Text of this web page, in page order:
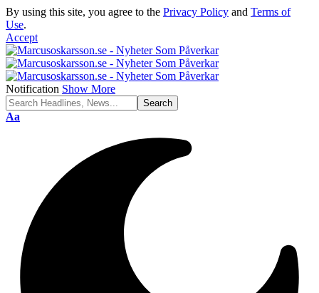
By using this site, you agree to the Privacy Policy and Terms of
Use.
Accept
Notification Show More
Font
Aa